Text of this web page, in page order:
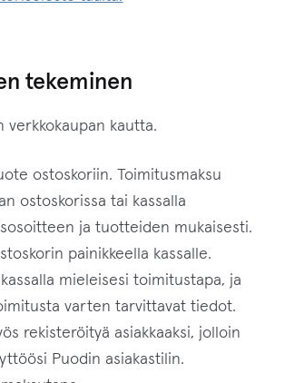
tekeminen
verkkokaupan kautta.
ostoskoriin. Toimitusmaksu
ostoskorissa tai kassalla
ja tuotteiden mukaisesti.
painikkeella kassalle.
mieleisesi toimitustapa, ja
varten tarvittavat tiedot.
rekisteröityä asiakkaaksi, jolloin
Puodin asiakastilin.